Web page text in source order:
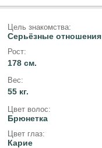
Цель знакомства:
Серьёзные отношения
Рост:
178 см.
Вес:
55 кг.
Цвет волос:
Брюнетка
Цвет глаз:
Карие